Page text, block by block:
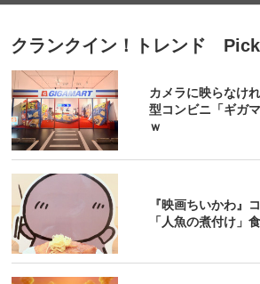
クランクイン！トレンド
カメラに映らなけ
型コンビニ「ギガ
ｗ
『映画ちいかわ
「人魚の煮付け」